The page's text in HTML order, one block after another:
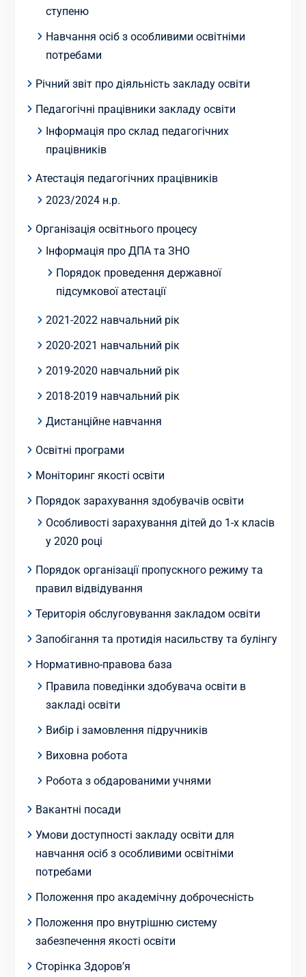
ступеню
Навчання осіб з особливими освітніми
потребами
Річний звіт про діяльність закладу освіти
Педагогічні працівники закладу освіти
Інформація про склад педагогічних
працівників
Атестація педагогічних працівників
2023/2024 н.р.
Організація освітнього процесу
Інформація про ДПА та ЗНО
Порядок проведення державної
підсумкової атестації
2021-2022 навчальний рік
2020-2021 навчальний рік
2019-2020 навчальний рік
2018-2019 навчальний рік
Дистанційне навчання
Освітні програми
Моніторинг якості освіти
Порядок зарахування здобувачів освіти
Особливості зарахування дітей до 1-х класів
у 2020 році
Порядок організації пропускного режиму та
правил відвідування
Територія обслуговування закладом освіти
Запобігання та протидія насильству та булінгу
Нормативно-правова база
Правила поведінки здобувача освіти в
закладі освіти
Вибір і замовлення підручників
Виховна робота
Робота з обдарованими учнями
Вакантні посади
Умови доступності закладу освіти для
навчання осіб з особливими освітніми
потребами
Положення про академічну доброчесність
Положення про внутрішню систему
забезпечення якості освіти
Сторінка Здоров’я